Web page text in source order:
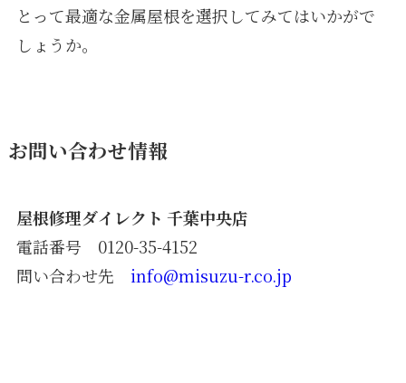
とって最適な金属屋根を選択してみてはいかがで
しょうか。
お問い合わせ情報
屋根修理ダイレクト 千葉中央店
電話番号 0120-35-4152
問い合わせ先 info@misuzu-r.co.jp